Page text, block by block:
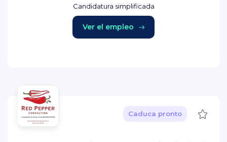
Candidatura simplificada
Ver el empleo
Caduca pronto